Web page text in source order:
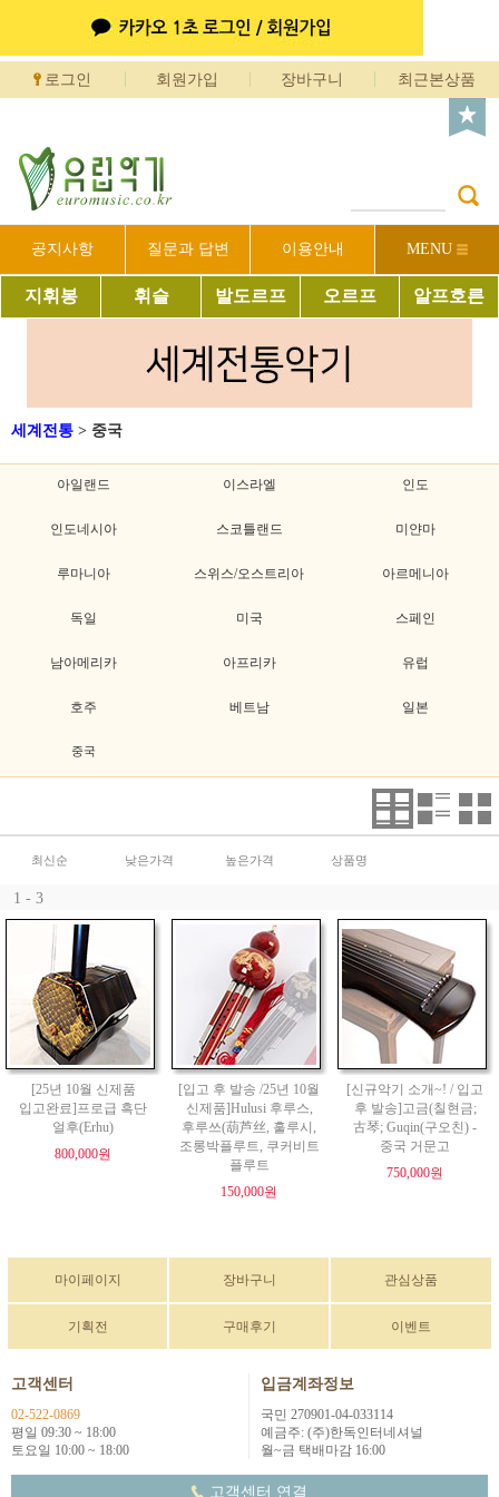
로그인 회원가입 장바구니 최근본상품
공지사항 질문과 답변 이용안내 MENU
지휘봉 휘슬 발도르프 오르프 알프호른
세계전통 > 중국
아일랜드 이스라엘 인도
인도네시아 스코틀랜드 미얀마
루마니아 스위스/오스트리아 아르메니아
독일 미국 스페인
남아메리카 아프리카 유럽
호주 베트남 일본
중국
최신순 낮은가격 높은가격 상품명
1 - 3
[25년 10월 신제품
입고완료]프로급 흑단
얼후(Erhu)
800,000원
[입고 후 발송 /25년 10월
신제품]Hulusi 후루스,
후루쓰(葫芦丝, 훌루시,
조롱박플루트, 쿠커비트
플루트
150,000원
[신규악기 소개~! / 입고
후 발송]고금(칠현금;
古琴; Guqin(구오친) -
중국 거문고
750,000원
마이페이지 장바구니 관심상품
기획전 구매후기 이벤트
고객센터
02-522-0869
평일 09:30 ~ 18:00
토요일 10:00 ~ 18:00
입금계좌정보
국민 270901-04-033114
예금주: (주)한독인터네셔널
월~금 택배마감 16:00
고객센터 연결